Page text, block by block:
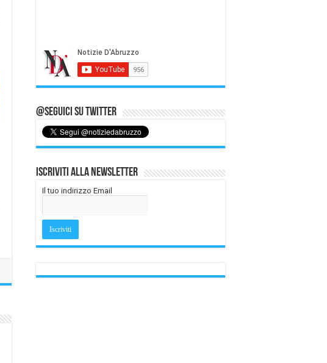
@Seguici su Twitter
Iscriviti alla Newsletter
Il tuo indirizzo Email